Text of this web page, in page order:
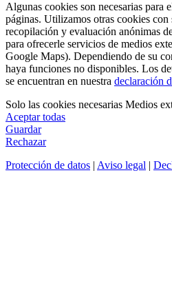
Algunas cookies son necesarias para
páginas. Utilizamos otras cookies con
recopilación y evaluación anónimas
para ofrecerle servicios de medios
Google Maps). Dependiendo de su
haya funciones no disponibles. Los
se encuentran en nuestra declaración
Solo las cookies necesarias Medios
Aceptar todas
Guardar
Rechazar
Protección de datos | Aviso legal |